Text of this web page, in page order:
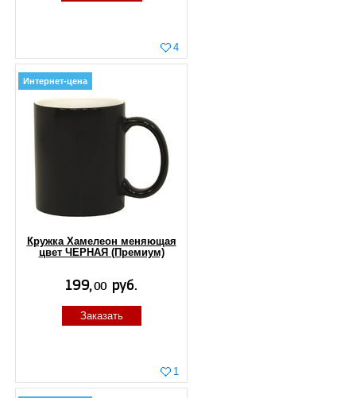
4
1
Интернет-цена
Кружка Хамелеон меняющая
цвет ЧЕРНАЯ (Премиум)
Заказать